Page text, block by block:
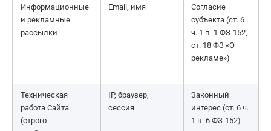
Информационные
и рекламные
рассылки
Email, имя
Согласие
субъекта (ст. 6
ч. 1 п. 1 ФЗ-152,
ст. 18 ФЗ «О
рекламе»)
Техническая
работа Сайта
(строго
IP, браузер,
сессия
Законный
интерес (ст. 6 ч.
1 п. 6 ФЗ-152)